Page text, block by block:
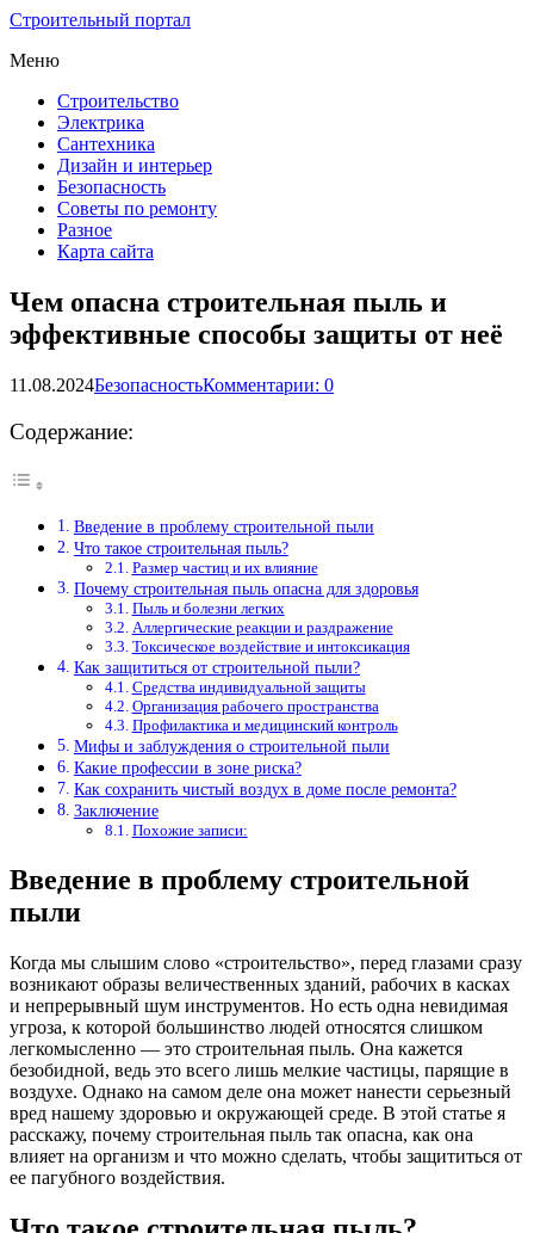
Строительный портал
Меню
Строительство
Электрика
Сантехника
Дизайн и интерьер
Безопасность
Советы по ремонту
Разное
Карта сайта
Чем опасна строительная пыль и
эффективные способы защиты от неё
11.08.2024БезопасностьКомментарии: 0
Содержание:
Введение в проблему строительной пыли
Что такое строительная пыль?
Размер частиц и их влияние
Почему строительная пыль опасна для здоровья
Пыль и болезни легких
Аллергические реакции и раздражение
Токсическое воздействие и интоксикация
Как защититься от строительной пыли?
Средства индивидуальной защиты
Организация рабочего пространства
Профилактика и медицинский контроль
Мифы и заблуждения о строительной пыли
Какие профессии в зоне риска?
Как сохранить чистый воздух в доме после ремонта?
Заключение
Похожие записи:
Введение в проблему строительной
пыли
Когда мы слышим слово «строительство», перед глазами сразу
возникают образы величественных зданий, рабочих в касках
и непрерывный шум инструментов. Но есть одна невидимая
угроза, к которой большинство людей относятся слишком
легкомысленно — это строительная пыль. Она кажется
безобидной, ведь это всего лишь мелкие частицы, парящие в
воздухе. Однако на самом деле она может нанести серьезный
вред нашему здоровью и окружающей среде. В этой статье я
расскажу, почему строительная пыль так опасна, как она
влияет на организм и что можно сделать, чтобы защититься от
ее пагубного воздействия.